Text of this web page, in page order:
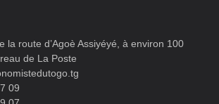
la route d’Agoè Assiyéyé, à environ 100
de La Poste
09